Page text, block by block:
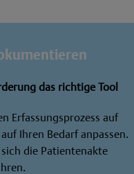
das richtige Tool
Erfassungsprozess auf
Ihren Bedarf anpassen.
die Patientenakte